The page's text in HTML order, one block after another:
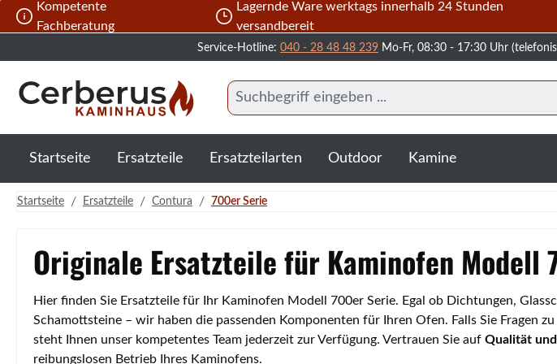
Hauptinhalt springen
Zur Suche springen
Zur Hauptnavigation springen
Kompetente
Fachberatung
Lagernde Ware werktags innerhalb 24 Stunden
versandbereit
Service-Hotline: 040 - 28 48 48 239 Mo-Fr, 08:30 - 17:30 Uhr
Startseite Ersatzteile Ersatzteilarten Outdoor Kamine
Startseite / Ersatzteile / Contura / 700er Serie
Originale Ersatzteile für Kaminofen Modell
Hier finden Sie Ersatzteile für Ihr Kaminofen Modell 700er Serie. Egal ob Dichtungen,
Schamottsteine – wir haben die passenden Komponenten für Ihren Ofen. Falls Sie Fragen
steht Ihnen unser kompetentes Team jederzeit zur Verfügung. Vertrauen Sie auf Qualität
reibungslosen Betrieb Ihres Kaminofens.